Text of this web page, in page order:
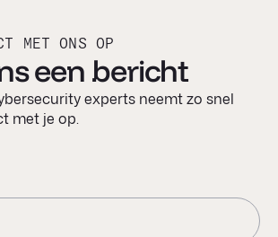
MET ONS OP
een bericht
experts neemt zo snel
met je op.